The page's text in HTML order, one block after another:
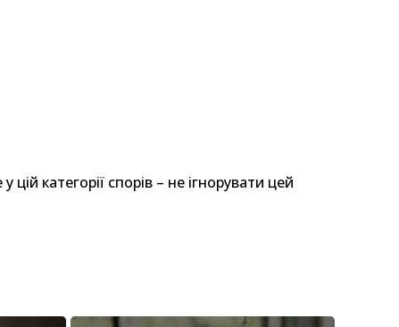
категорії спорів – не ігнорувати цей